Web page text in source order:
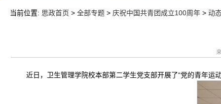
当前位置: 思政首页 > 全部专题 > 庆祝中国共青团成立100周年 > 动
近日，卫生管理学院校本部第二学生党支部开展了“党的青年